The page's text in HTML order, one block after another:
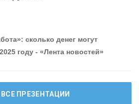
персонал - «Интервью»
сколько денег могут
году - «Лента новостей»
ВСЕ ПРЕЗЕНТАЦИИ